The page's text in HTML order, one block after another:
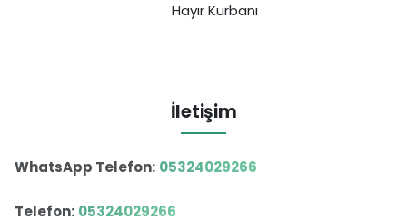
Hayır Kurbanı
İletişim
WhatsApp Telefon: 05324029266
Telefon: 05324029266